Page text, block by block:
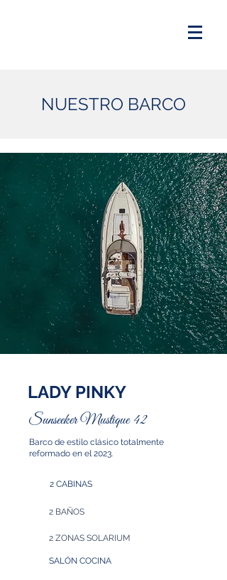
LADY PINKY
Sunseeker Mustique 42
Barco de estilo clásico totalmente
reformado en el 2023.
2 CABINAS
2 BAÑOS
2 ZONAS SOLARIUM
SALÓN COCINA
NUESTRO BARCO